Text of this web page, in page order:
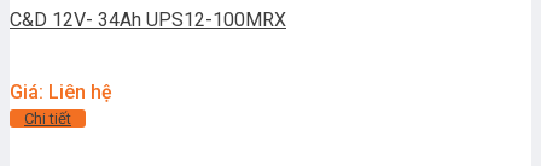
C&D 12V- 34Ah UPS12-100MRX
Giá: Liên hệ
Chi tiết